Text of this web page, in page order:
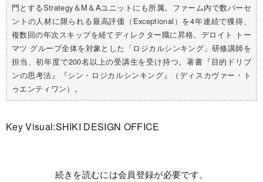
門とするStrategy＆M＆Aユニットにも所属。ファーム内で数パーセ
ントの人材に限られる最高評価（Exceptional）を4年連続で獲得、
複数回の年次スキップを経てディレクター職に昇格。デロイト トー
マツ グループ全体を対象とした「ロジカルシンキング」研修講師を
担当、初年度で200名以上の受講生を受け持つ。著書『目的ドリブ
ンの思考法』『シン・ロジカルシンキング』（ディスカヴァー・ト
ゥエンティワン）。
Key Visual:SHIKI DESIGN OFFICE
続きを読むには会員登録が必要です。